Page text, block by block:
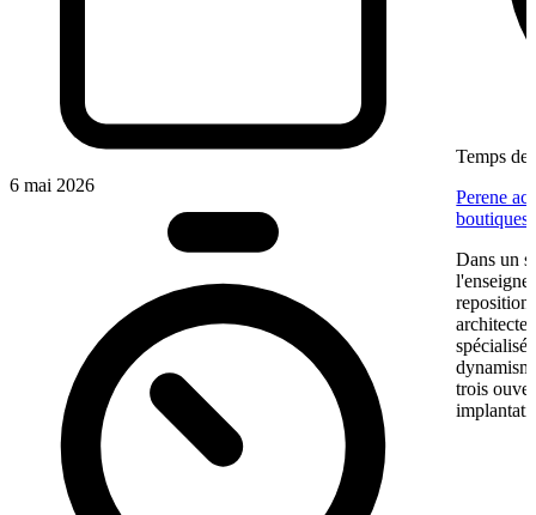
6 mai 2026
Temps de
Perene
boutiques
Dans un
l'enseigne
spécialisé
trois